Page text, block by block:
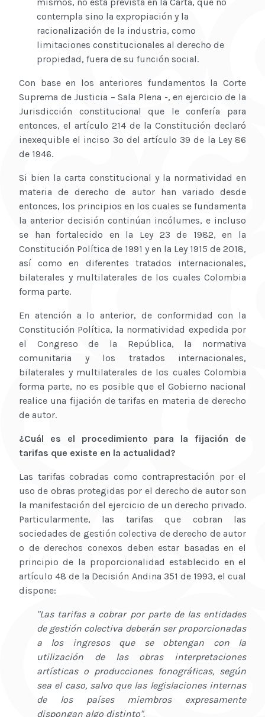
mismos, no está prevista en la Carta, que no
contempla sino la expropiación y la
racionalización de la industria, como
limitaciones constitucionales al derecho de
propiedad, fuera de su función social.
Con base en los anteriores fundamentos la Corte
Suprema de Justicia – Sala Plena -, en ejercicio de la
Jurisdicción constitucional que le confería para
entonces, el artículo 214 de la Constitución declaró
inexequible el inciso 3º del artículo 39 de la Ley 86
de 1946.
Si bien la carta constitucional y la normatividad en
materia de derecho de autor han variado desde
entonces, los principios en los cuales se fundamenta
la anterior decisión continúan incólumes, e incluso
se han fortalecido en la Ley 23 de 1982, en la
Constitución Política de 1991 y en la Ley 1915 de 2018,
así como en diferentes tratados internacionales,
bilaterales y multilaterales de los cuales Colombia
forma parte.
En atención a lo anterior, de conformidad con la
Constitución Política, la normatividad expedida por
el Congreso de la República, la normativa
comunitaria y los tratados internacionales,
bilaterales y multilaterales de los cuales Colombia
forma parte, no es posible que el Gobierno nacional
realice una fijación de tarifas en materia de derecho
de autor.
¿Cuál es el procedimiento para la fijación de
tarifas que existe en la actualidad?
Las tarifas cobradas como contraprestación por el
uso de obras protegidas por el derecho de autor son
la manifestación del ejercicio de un derecho privado.
Particularmente, las tarifas que cobran las
sociedades de gestión colectiva de derecho de autor
o de derechos conexos deben estar basadas en el
principio de la proporcionalidad establecido en el
artículo 48 de la Decisión Andina 351 de 1993, el cual
dispone:
"Las tarifas a cobrar por parte de las entidades
de gestión colectiva deberán ser proporcionadas
a los ingresos que se obtengan con la
utilización de las obras interpretaciones
artísticas o producciones fonográficas, según
sea el caso, salvo que las legislaciones internas
de los países miembros expresamente
dispongan algo distinto".